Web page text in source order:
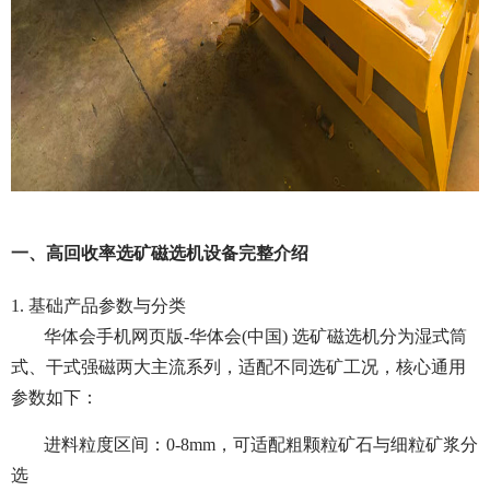
一、高回收率选矿磁选机设备完整介绍
1. 基础产品参数与分类
华体会手机网页版-华体会(中国) 选矿磁选机分为湿式筒
式、干式强磁两大主流系列，适配不同选矿工况，核心通用
参数如下：
进料粒度区间：0-8mm，可适配粗颗粒矿石与细粒矿浆分
选